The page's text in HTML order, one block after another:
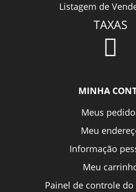
Listagem de
TAXAS
MINHA
Meus
Meu
Informação
Meu
Painel de controle